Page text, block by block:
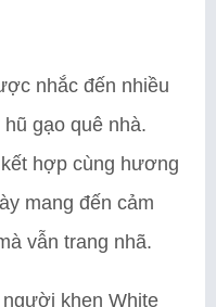
nhắc đến nhiều
gạo quê nhà.
hợp cùng hương
mang đến cảm
vẫn trang nhã.
khen White